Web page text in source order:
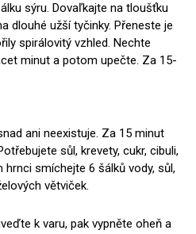
sýru. Dovaľkajte na tloušťku
dlouhé užší tyčinky. Přeneste je
spirálovitý vzhled. Nechte
minut a potom upečte. Za 15-
ani neexistuje. Za 15 minut
sůl, krevety, cukr, cibuli,
hrnci smíchejte 6 šálků vody, sůl,
větviček.
k varu, pak vypněte oheň a